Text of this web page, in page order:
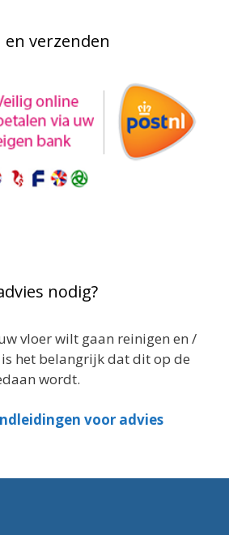
verzenden
nodig?
vloer wilt gaan reinigen en /
het belangrijk dat dit op de
wordt.
voor advies